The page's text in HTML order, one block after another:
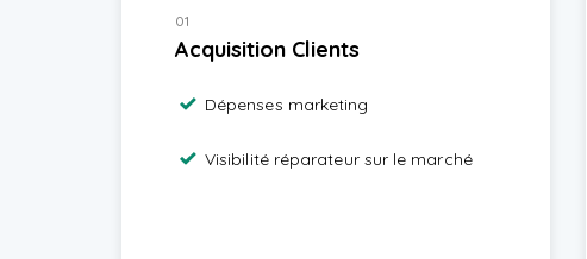
01
Acquisition Clients
Dépenses marketing
Visibilité réparateur sur le marché